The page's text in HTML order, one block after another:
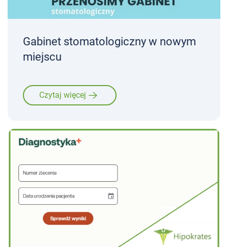
Gabinet stomatologiczny w nowym
miejscu
Czytaj więcej